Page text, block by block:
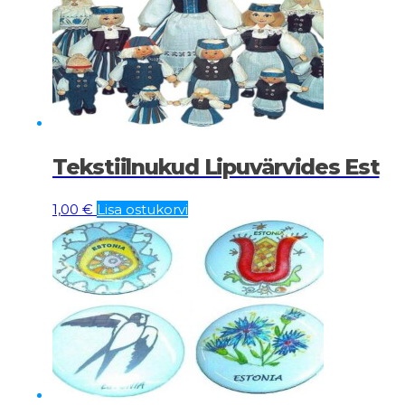
Tekstiilnukud Lipuvärvides Est
1,00 € Lisa ostukorvi